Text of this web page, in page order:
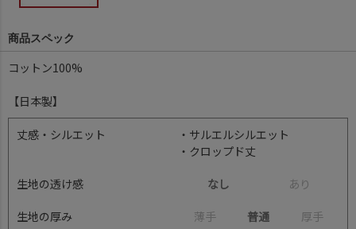
商品スペック
コットン100%
【日本製】
丈感・シルエット
・サルエルシルエット
・クロップド丈
生地の透け感 なし あ り
生地の厚み 薄手 普通 厚手